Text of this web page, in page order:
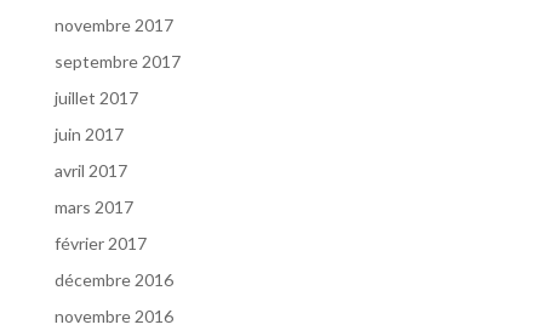
novembre 2017
septembre 2017
juillet 2017
juin 2017
avril 2017
mars 2017
février 2017
décembre 2016
novembre 2016